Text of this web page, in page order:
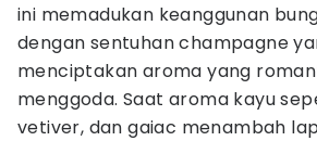
ini memadukan keanggunan
dengan sentuhan champagne
menciptakan aroma yang
menggoda. Saat aroma kayu
vetiver, dan gaiac menambah